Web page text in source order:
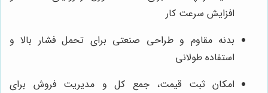
افزایش سرعت کار
بدنه مقاوم و طراحی صنعتی برای تحمل فشار بالا و
استفاده طولانی
امکان ثبت قیمت، جمع کل و مدیریت فروش برای